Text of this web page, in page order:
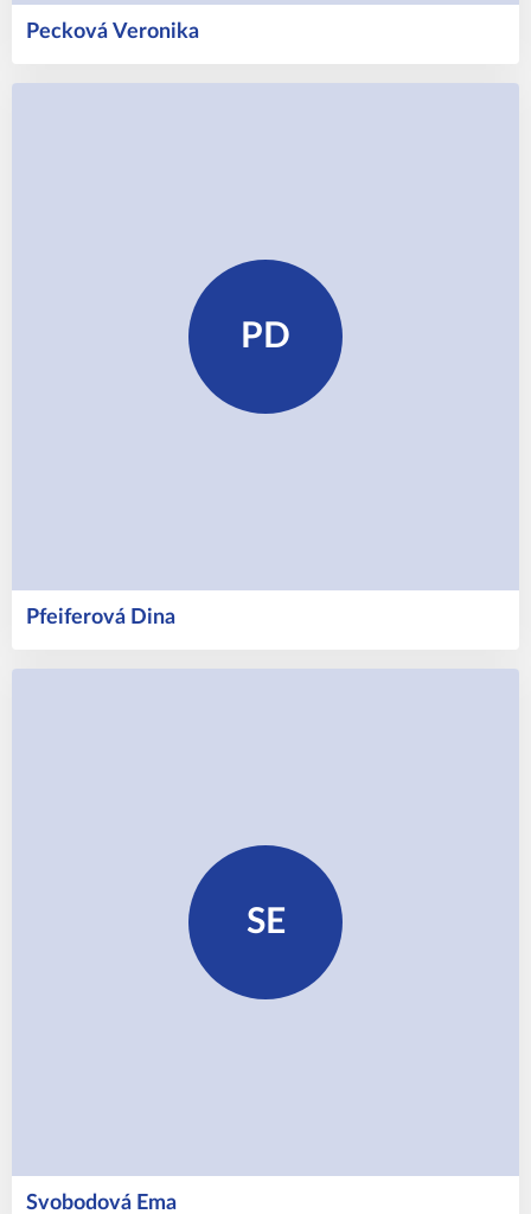
Veronika
Pecková
PD
Dina
Pfeiferová
SE
Ema
Svobodová